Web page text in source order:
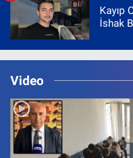
Kayıp
İshak
Video